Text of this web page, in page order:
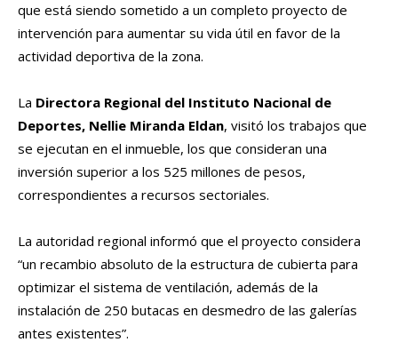
que está siendo sometido a un completo proyecto de
intervención para aumentar su vida útil en favor de la
actividad deportiva de la zona.
La Directora Regional del Instituto Nacional de
Deportes, Nellie Miranda Eldan, visitó los trabajos que
se ejecutan en el inmueble, los que consideran una
inversión superior a los 525 millones de pesos,
correspondientes a recursos sectoriales.
La autoridad regional informó que el proyecto considera
“un recambio absoluto de la estructura de cubierta para
optimizar el sistema de ventilación, además de la
instalación de 250 butacas en desmedro de las galerías
antes existentes”.